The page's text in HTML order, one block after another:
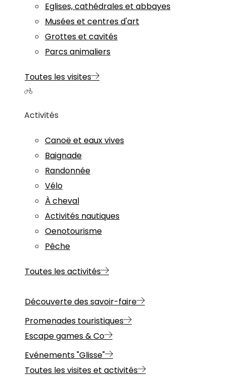
Eglises, cathédrales et abbayes
Musées et centres d'art
Grottes et cavités
Parcs animaliers
Toutes les visites
Activités
Canoë et eaux vives
Baignade
Randonnée
Vélo
À cheval
Activités nautiques
Oenotourisme
Pêche
Toutes les activités
Découverte des savoir-faire
Promenades touristiques
Escape games & Co
Evénements "Glisse"
Toutes les visites et activités